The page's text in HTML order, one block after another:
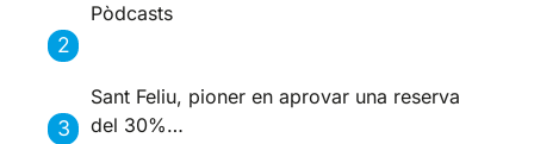
Pòdcasts
Sant Feliu, pioner en aprovar una reserva
del 30%…